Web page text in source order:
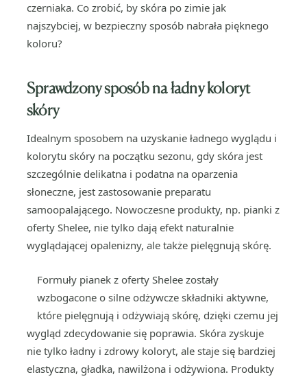
czerniaka. Co zrobić, by skóra po zimie jak
najszybciej, w bezpieczny sposób nabrała pięknego
koloru?
Sprawdzony sposób na ładny koloryt
skóry
Idealnym sposobem na uzyskanie ładnego wyglądu i
kolorytu skóry na początku sezonu, gdy skóra jest
szczególnie delikatna i podatna na oparzenia
słoneczne, jest zastosowanie preparatu
samoopalającego. Nowoczesne produkty, np. pianki z
oferty Shelee, nie tylko dają efekt naturalnie
wyglądającej opalenizny, ale także pielęgnują skórę.
Formuły pianek z oferty Shelee zostały
wzbogacone o silne odżywcze składniki aktywne,
które pielęgnują i odżywiają skórę, dzięki czemu jej
wygląd zdecydowanie się poprawia. Skóra zyskuje
nie tylko ładny i zdrowy koloryt, ale staje się bardziej
elastyczna, gładka, nawilżona i odżywiona. Produkty